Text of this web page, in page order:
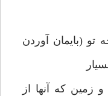
تو (بایمان آوردن
زمین که آنها از